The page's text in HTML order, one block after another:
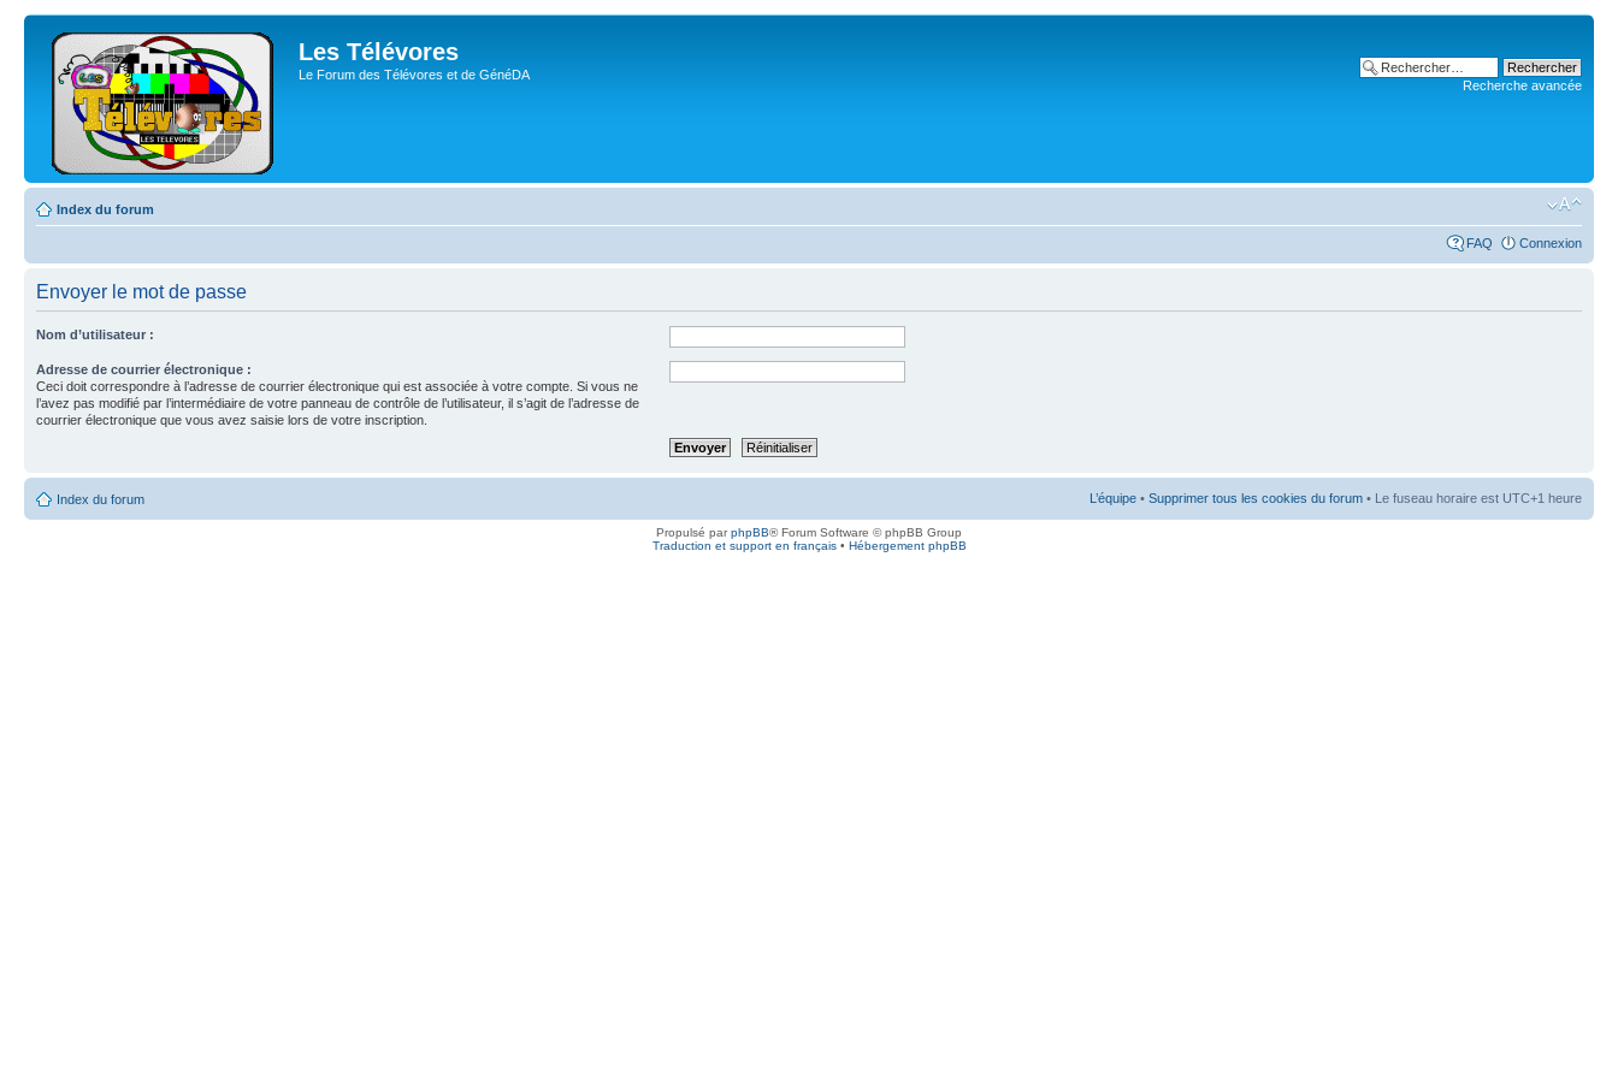
Les Télévores
Le Forum des Télévores et de GénéDA
Recherche avancée
Index du forum
FAQ Connexion
Envoyer le mot de passe
Nom d’utilisateur :
Adresse de courrier électronique :
Ceci doit correspondre à l’adresse de courrier électronique qui est associée à votre compte. Si vous ne
l’avez pas modifié par l’intermédiaire de votre panneau de contrôle de l’utilisateur, il s’agit de l’adresse de
courrier électronique que vous avez saisie lors de votre inscription.
Index du forum L’équipe • Supprimer tous les cookies du forum • Le fuseau horaire est UTC+1 heure
Propulsé parphpBB® Forum Software © phpBB Group
Traduction et support en français• Hébergement phpBB